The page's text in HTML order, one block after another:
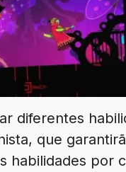
diferentes
que
habilidades por